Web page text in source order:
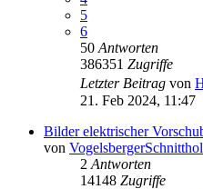
5
6
50 Antworten
386351 Zugriffe
Letzter Beitrag von
21. Feb 2024, 11:47
Bilder elektrischer
von
2 Antworten
14148 Zugriffe